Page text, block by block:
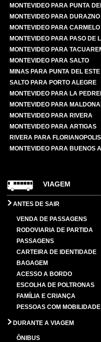
MONTEVIDEO PARA PUNTA
MONTEVIDEO PARA DURAZNO
MONTEVIDEO PARA CARMELO
MONTEVIDEO PARA PASO DE
MONTEVIDEO PARA
MONTEVIDEO PARA SALTO
MINAS PARA PUNTA DEL ESTE
SALTO PARA PORTO ALEGRE
MONTEVIDEO PARA LA
MONTEVIDEO PARA
MONTEVIDEO PARA RIVERA
MONTEVIDEO PARA ARTIGAS
RIVERA PARA FLORIANOPOLIS
MONTEVIDEO PARA BUENOS
VIAGEM
ANTES DE SAIR
VENDA DE PASSAGENS
RODOVIARIA DE PARTIDA
PASSAGENS
CARTEIRA DE IDENTIDADE
BAGAGEM
ACESSO A BORDO
ESCOLHA DE POLTRONAS
FAMÍLIA E CRIANÇA
PESSOAS COM
DURANTE A VIAGEM
ÔNIBUS